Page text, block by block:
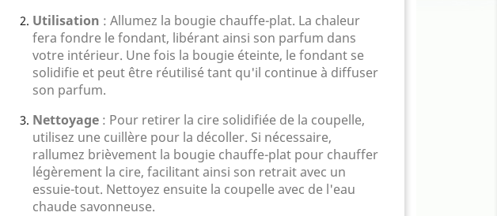
Utilisation : Allumez la bougie chauffe-plat. La chaleur
fera fondre le fondant, libérant ainsi son parfum dans
votre intérieur. Une fois la bougie éteinte, le fondant se
solidifie et peut être réutilisé tant qu'il continue à diffuser
son parfum.
Nettoyage : Pour retirer la cire solidifiée de la coupelle,
utilisez une cuillère pour la décoller. Si nécessaire,
rallumez brièvement la bougie chauffe-plat pour chauffer
légèrement la cire, facilitant ainsi son retrait avec un
essuie-tout. Nettoyez ensuite la coupelle avec de l'eau
chaude savonneuse.